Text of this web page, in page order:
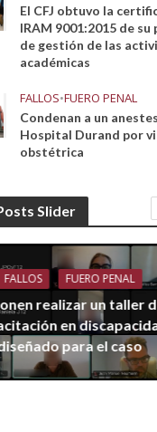
El CFJ obtuvo la
IRAM 9001:2015 de su
de gestión de las
académicas
FALLOS•FUERO PENAL
Condenan a un
Hospital Durand por
obstétrica
Slider
FALLOS FUERO PENAL
realizar un taller
en
para el caso